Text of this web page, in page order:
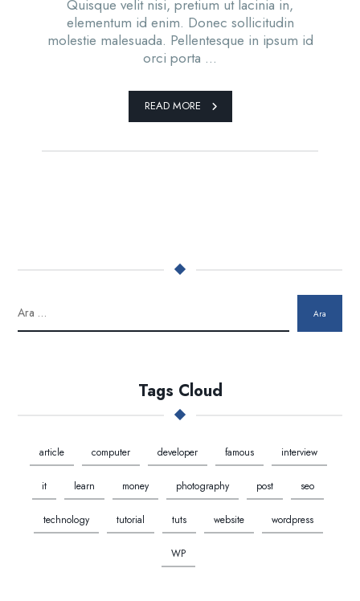
Quisque velit nisi, pretium ut lacinia in,
elementum id enim. Donec sollicitudin
molestie malesuada. Pellentesque in ipsum id
orci porta ...
READ MORE
Ara
Tags Cloud
article computer developer famous interview
it learn money photography post seo
technology tutorial tuts website wordpress
WP